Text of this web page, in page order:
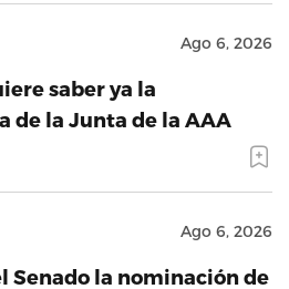
Ago 6, 2026
saber ya la
de la Junta de la AAA
Ago 6, 2026
Senado la nominación de